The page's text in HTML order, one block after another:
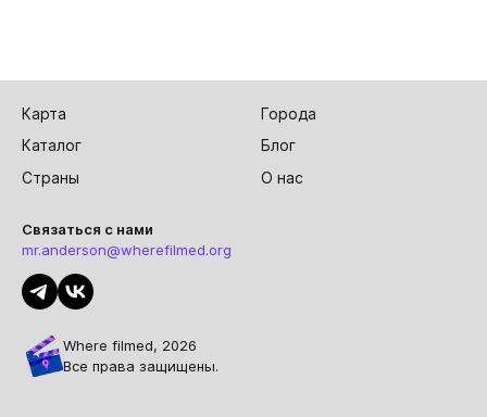
Карта
Города
Каталог
Блог
Страны
О нас
Связаться с нами
mr.anderson@wherefilmed.org
Where filmed, 2026
Все права защищены.